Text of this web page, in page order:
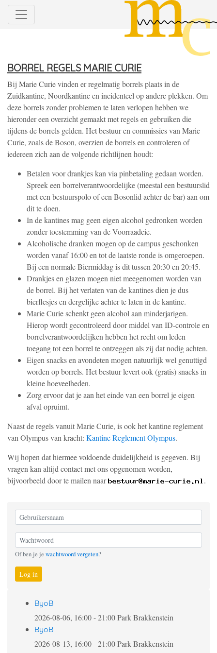
Borrel regels Marie Curie
Bij Marie Curie vinden er regelmatig borrels plaats in de
Zuidkantine, Noordkantine en incidenteel op andere plekken. Om
deze borrels zonder problemen te laten verlopen hebben we
hieronder een overzicht gemaakt met regels en gebruiken die
tijdens de borrels gelden. Het bestuur en commissies van Marie
Curie, zoals de Boson, overzien de borrels en controleren of
iedereen zich aan de volgende richtlijnen houdt:
Betalen voor drankjes kan via pinbetaling gedaan worden.
Spreek een borrelverantwoordelijke (meestal een bestuurslid
met een bestuurspolo of een Bosonlid achter de bar) aan om
dit te doen.
In de kantines mag geen eigen alcohol gedronken worden
zonder toestemming van de Voorraadcie.
Alcoholische dranken mogen op de campus geschonken
worden vanaf 16:00 en tot de laatste ronde is omgeroepen.
Bij een normale Biermiddag is dit tussen 20:30 en 20:45.
Drankjes en glazen mogen niet meegenomen worden van
de borrel. Bij het verlaten van de kantines dien je dus
bierflesjes en dergelijke achter te laten in de kantine.
Marie Curie schenkt geen alcohol aan minderjarigen.
Hierop wordt gecontroleerd door middel van ID-controle en
borrelverantwoordelijken hebben het recht om leden
toegang tot een borrel te ontzeggen als zij dat nodig achten.
Eigen snacks en avondeten mogen natuurlijk wel genuttigd
worden op borrels. Het bestuur levert ook (gratis) snacks in
kleine hoeveelheden.
Zorg ervoor dat je aan het einde van een borrel je eigen
afval opruimt.
Naast de regels vanuit Marie Curie, is ook het kantine reglement
van Olympus van kracht: Kantine Reglement Olympus.
Wij hopen dat hiermee voldoende duidelijkheid is gegeven. Bij
vragen kan altijd contact met ons opgenomen worden,
bijvoorbeeld door te mailen naar
.
Of ben je je wachtwoord vergeten?
Log in
ByoB
2026-08-06, 16:00-21:00Park Brakkenstein
ByoB
2026-08-13, 16:00-21:00Park Brakkenstein